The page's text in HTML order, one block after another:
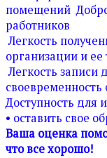
помещений
работников
Легкость
организации и ее
Легкость записи
своевременность
Доступность для
• оставить свое
Ваша оценка
что все хорошо!